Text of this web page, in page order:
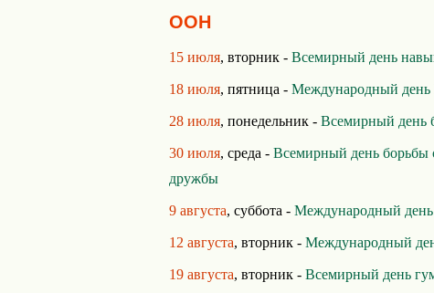
ООН
15 июля, вторник - Всемирный день
18 июля, пятница - Международный
28 июля, понедельник - Всемирный день
30 июля, среда - Всемирный день борьбы
дружбы
9 августа, суббота - Международный
12 августа, вторник - Международный
19 августа, вторник - Всемирный день